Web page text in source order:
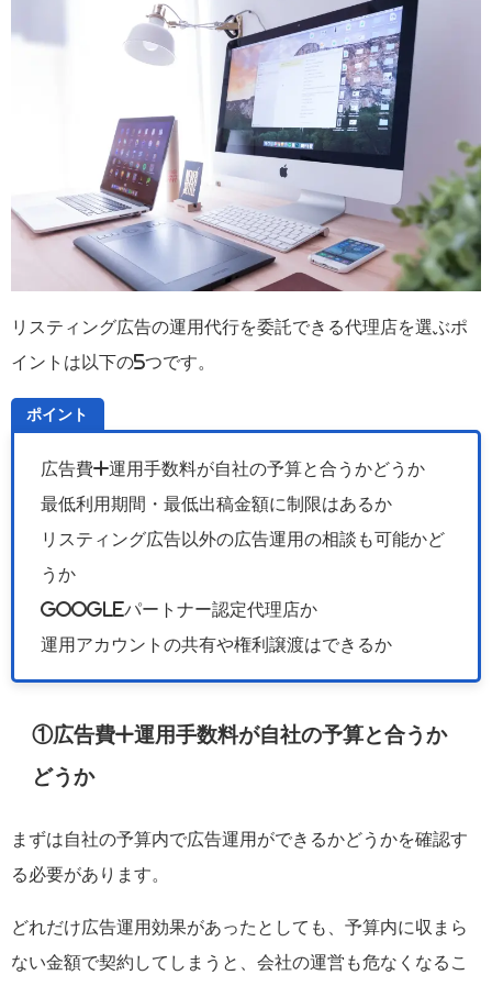
リスティング広告の運用代行を委託できる代理店を選ぶポ
イントは以下の5つです。
ポイント
広告費+運用手数料が自社の予算と合うかどうか
最低利用期間・最低出稿金額に制限はあるか
リスティング広告以外の広告運用の相談も可能かど
うか
Googleパートナー認定代理店か
運用アカウントの共有や権利譲渡はできるか
①広告費+運用手数料が自社の予算と合うか
どうか
まずは自社の予算内で広告運用ができるかどうかを確認す
る必要があります。
どれだけ広告運用効果があったとしても、予算内に収まら
ない金額で契約してしまうと、会社の運営も危なくなるこ